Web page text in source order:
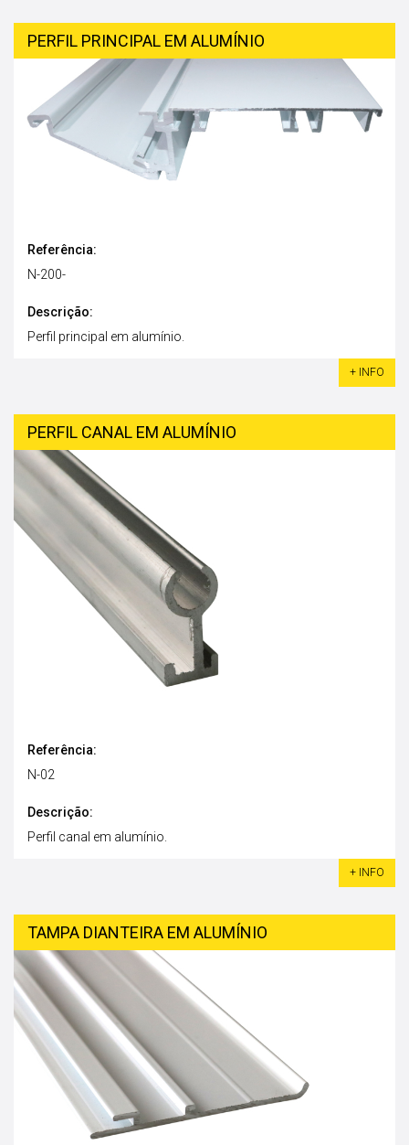
PERFIL PRINCIPAL EM ALUMÍNIO
Referência:
N-200-
Descrição:
Perfil principal em alumínio.
+ INFO
PERFIL CANAL EM ALUMÍNIO
Referência:
N-02
Descrição:
Perfil canal em alumínio.
+ INFO
TAMPA DIANTEIRA EM ALUMÍNIO